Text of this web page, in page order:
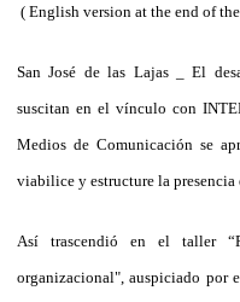
( English version at the end of
San José de las Lajas _ El
suscitan en el vínculo con
Medios de Comunicación se
viabilice y estructure la presencia
Así trascendió en el taller
organizacional", auspiciado por